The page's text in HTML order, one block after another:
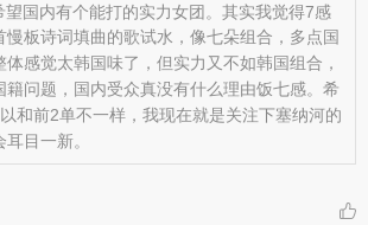
望国内有个能打的实力女团。其实我觉得7感
慢板诗词填曲的歌试水，像七朵组合，多点国
体感觉太韩国味了，但实力又不如韩国组合，
籍问题，国内受众真没有什么理由饭七感。希
和前2单不一样，我现在就是关注下塞纳河的
目一新。